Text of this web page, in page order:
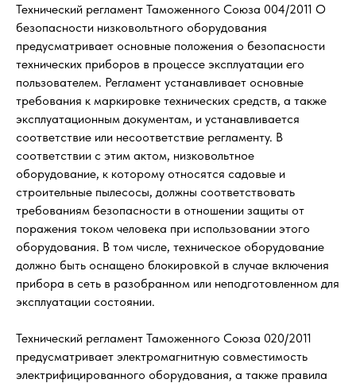
Технический регламент Таможенного Союза 004/2011 О
безопасности низковольтного оборудования
предусматривает основные положения о безопасности
технических приборов в процессе эксплуатации его
пользователем. Регламент устанавливает основные
требования к маркировке технических средств, а также
эксплуатационным документам, и устанавливается
соответствие или несоответствие регламенту. В
соответствии с этим актом, низковольтное
оборудование, к которому относятся садовые и
строительные пылесосы, должны соответствовать
требованиям безопасности в отношении защиты от
поражения током человека при использовании этого
оборудования. В том числе, техническое оборудование
должно быть оснащено блокировкой в случае включения
прибора в сеть в разобранном или неподготовленном для
эксплуатации состоянии.
Технический регламент Таможенного Союза 020/2011
предусматривает электромагнитную совместимость
электрифицированного оборудования, а также правила